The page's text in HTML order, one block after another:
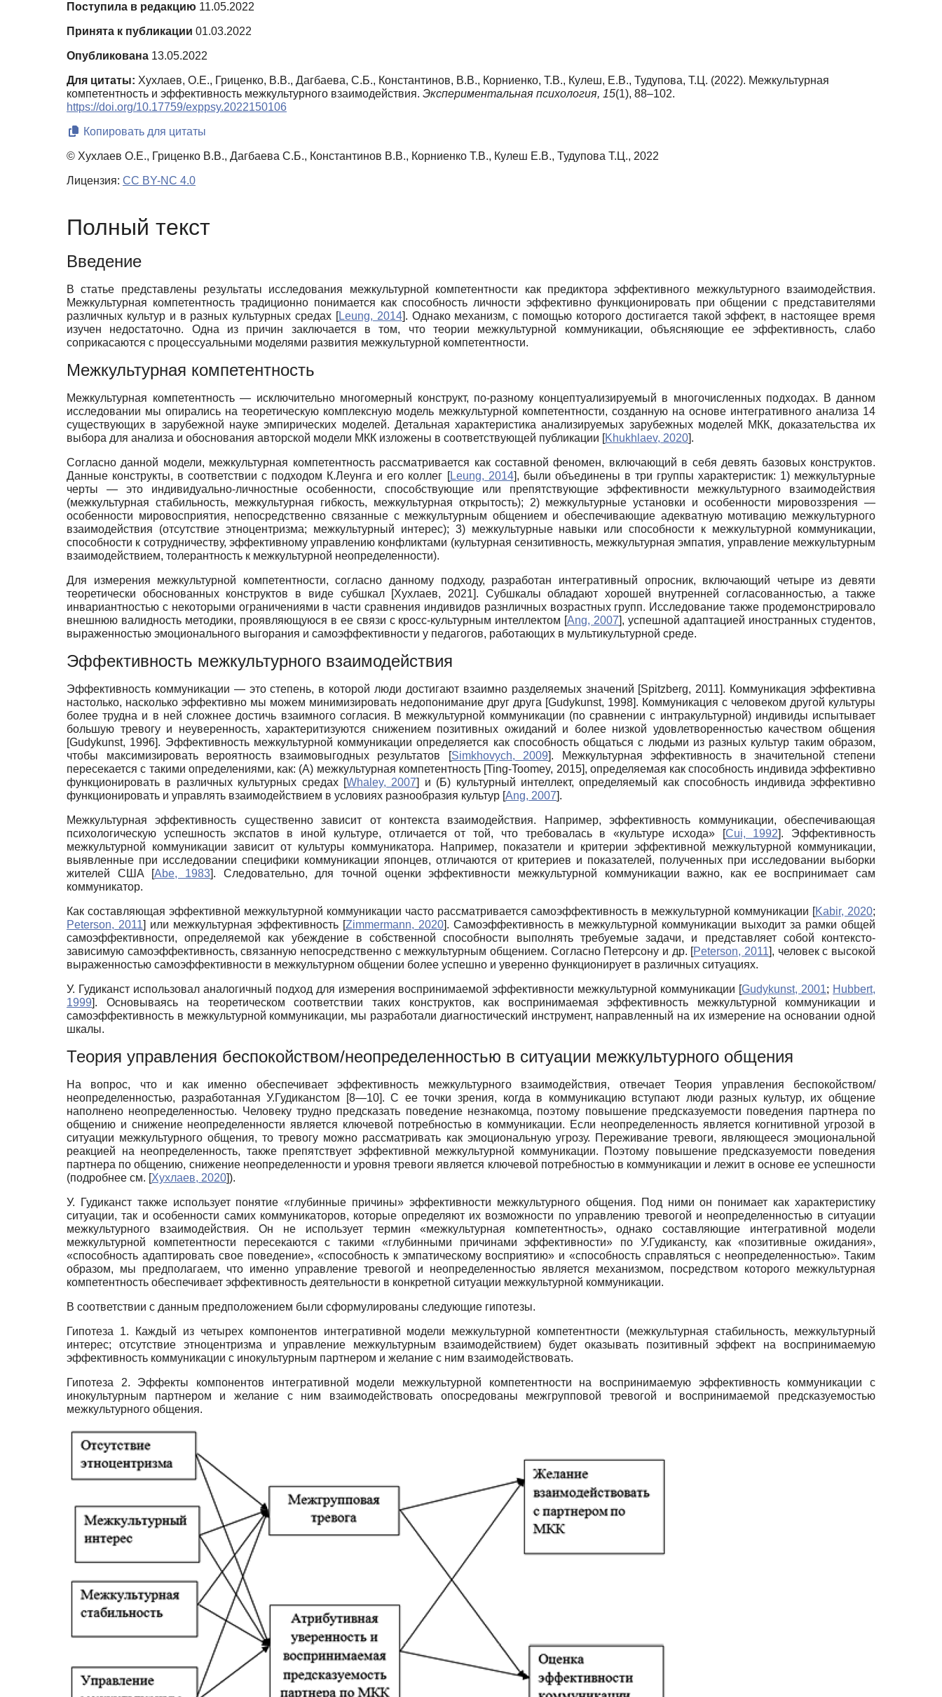
Поступила в редакцию 11.05.2022
Принята к публикации 01.03.2022
Опубликована 13.05.2022
Для цитаты: Хухлаев, О.Е., Гриценко, В.В., Дагбаева, С.Б., Константинов, В.В., Корниенко, Т.В., Кулеш, Е.В., Тудупова, Т.Ц. (2022). Межкультурная
компетентность и эффективность межкультурного взаимодействия. Экспериментальная психология, 15(1), 88–102.
https://doi.org/10.17759/exppsy.2022150106
Копировать для цитаты
© Хухлаев О.Е., Гриценко В.В., Дагбаева С.Б., Константинов В.В., Корниенко Т.В., Кулеш Е.В., Тудупова Т.Ц., 2022
Лицензия: CC BY-NC 4.0
Полный текст
Введение
В статье представлены результаты исследования межкультурной компетентности как предиктора эффективного межкультурного взаимодействия.
Межкультурная компетентность традиционно понимается как способность личности эффективно функционировать при общении с представителями
различных культур и в разных культурных средах [Leung, 2014]. Однако механизм, с помощью которого достигается такой эффект, в настоящее время
изучен недостаточно. Одна из причин заключается в том, что теории межкультурной коммуникации, объясняющие ее эффективность, слабо
соприкасаются с процессуальными моделями развития межкультурной компетентности.
Межкультурная компетентность
Межкультурная компетентность — исключительно многомерный конструкт, по-разному концептуализируемый в многочисленных подходах. В данном
исследовании мы опирались на теоретическую комплексную модель межкультурной компетентности, созданную на основе интегративного анализа 14
существующих в зарубежной науке эмпирических моделей. Детальная характеристика анализируемых зарубежных моделей МКК, доказательства их
выбора для анализа и обоснования авторской модели МКК изложены в соответствующей публикации [Khukhlaev, 2020].
Согласно данной модели, межкультурная компетентность рассматривается как составной феномен, включающий в себя девять базовых конструктов.
Данные конструкты, в соответствии с подходом К.Леунга и его коллег [Leung, 2014], были объединены в три группы характеристик: 1) межкультурные
черты — это индивидуально-личностные особенности, способствующие или препятствующие эффективности межкультурного взаимодействия
(межкультурная стабильность, межкультурная гибкость, межкультурная открытость); 2) межкультурные установки и особенности мировоззрения —
особенности мировосприятия, непосредственно связанные с межкультурным общением и обеспечивающие адекватную мотивацию межкультурного
взаимодействия (отсутствие этноцентризма; межкультурный интерес); 3) межкультурные навыки или способности к межкультурной коммуникации,
способности к сотрудничеству, эффективному управлению конфликтами (культурная сензитивность, межкультурная эмпатия, управление межкультурным
взаимодействием, толерантность к межкультурной неопределенности).
Для измерения межкультурной компетентности, согласно данному подходу, разработан интегративный опросник, включающий четыре из девяти
теоретически обоснованных конструктов в виде субшкал
[Хухлаев, 2021]. Субшкалы обладают хорошей внутренней согласованностью, а также
инвариантностью с некоторыми ограничениями в части сравнения индивидов разнличных возрастных групп. Исследование также продемонстрировало
внешнюю валидность методики, проявляющуюся в ее связи с кросс-культурным интеллектом [Ang, 2007], успешной адаптацией иностранных студентов,
выраженностью эмоционального выгорания и самоэффективности у педагогов, работающих в мультикультурной среде.
Эффективность межкультурного взаимодействия
Эффективность коммуникации — это степень, в которой люди достигают взаимно разделяемых значений [Spitzberg, 2011]. Коммуникация эффективна
настолько, насколько эффективно мы можем минимизировать недопонимание друг друга [Gudykunst, 1998]. Коммуникация с человеком другой культуры
более трудна и в ней сложнее достичь взаимного согласия. В межкультурной коммуникации (по сравнении с интракультурной) индивиды испытывает
большую тревогу и неуверенность, характеритизуются снижением позитивных ожиданий и более низкой удовлетворенностью качеством общения
[Gudykunst, 1996]. Эффективность межкультурной коммуникации определяется как способность общаться с людьми из разных культур таким образом,
чтобы максимизировать вероятность взаимовыгодных результатов
[Simkhovych, 2009]. Межкультурная эффективность в значительной степени
пересекается с такими определениями, как: (А) межкультурная компетентность [Ting-Toomey, 2015], определяемая как способность индивида эффективно
функционировать в различных культурных средах [Whaley, 2007]
и (Б) культурный интеллект, определяемый как способность индивида эффективно
функционировать и управлять взаимодействием в условиях разнообразия культур [Ang, 2007].
Межкультурная эффективность существенно зависит от контекста взаимодействия. Например, эффективность коммуникации, обеспечивающая
психологическую успешность экспатов в иной культуре, отличается от той, что требовалась в «культуре исхода»
[Cui, 1992]. Эффективность
межкультурной коммуникации зависит от культуры коммуникатора. Например, показатели и критерии эффективной межкультурной коммуникации,
выявленные при исследовании специфики коммуникации японцев, отличаются от критериев и показателей, полученных при исследовании выборки
жителей США [Abe, 1983]. Следовательно, для точной оценки эффективности межкультурной коммуникации важно, как ее воспринимает сам
коммуникатор.
Как составляющая эффективной межкультурной коммуникации часто рассматривается самоэффективность в межкультурной коммуникации [Kabir, 2020;
Peterson, 2011] или межкультурная эффективность [Zimmermann, 2020]. Самоэффективность в межкультурной коммуникации выходит за рамки общей
самоэффективности, определяемой как убеждение в собственной способности выполнять требуемые задачи, и представляет собой контексто-
зависимую самоэффективность, связанную непосредственно с межкультурным общением. Согласно Петерсону и др. [Peterson, 2011], человек с высокой
выраженностью самоэффективности в межкультурном общении более успешно и уверенно функционирует в различных ситуациях.
У. Гудиканст использовал аналогичный подход для измерения воспринимаемой эффективности межкультурной коммуникации [Gudykunst, 2001; Hubbert,
1999]. Основываясь на теоретическом соответствии таких конструктов, как воспринимаемая эффективность межкультурной коммуникации и
самоэффективность в межкультурной коммуникации, мы разработали диагностический инструмент, направленный на их измерение на основании одной
шкалы.
Теория управления беспокойством/неопределенностью в ситуации межкультурного общения
На вопрос, что и как именно обеспечивает эффективность межкультурного взаимодействия, отвечает Теория управления беспокойством/
неопределенностью, разработанная У.Гудиканстом [8—10]. С ее точки зрения, когда в коммуникацию вступают люди разных культур, их общение
наполнено неопределенностью. Человеку трудно предсказать поведение незнакомца, поэтому повышение предсказуемости поведения партнера по
общению и снижение неопределенности является ключевой потребностью в коммуникации. Если неопределенность является когнитивной угрозой в
ситуации межкультурного общения, то тревогу можно рассматривать как эмоциональную угрозу. Переживание тревоги, являющееся эмоциональной
реакцией на неопределенность, также препятствует эффективной межкультурной коммуникации. Поэтому повышение предсказуемости поведения
партнера по общению, снижение неопределенности и уровня тревоги является ключевой потребностью в коммуникации и лежит в основе ее успешности
(подробнее см. [Хухлаев, 2020]).
У. Гудиканст также использует понятие «глубинные причины» эффективности межкультурного общения. Под ними он понимает как характеристику
ситуации, так и особенности самих коммуникаторов, которые определяют их возможности по управлению тревогой и неопределенностью в ситуации
межкультурного взаимодействия. Он не использует термин «межкультурная компетентность», однако составляющие интегративной модели
межкультурной компетентности пересекаются с такими «глубинными причинами эффективности» по У.Гудикансту, как «позитивные ожидания»,
«способность адаптировать свое поведение», «способность к эмпатическому восприятию» и «способность справляться с неопределенностью». Таким
образом, мы предполагаем, что именно управление тревогой и неопределенностью является механизмом, посредством которого межкультурная
компетентность обеспечивает эффективность деятельности в конкретной ситуации межкультурной коммуникации.
В соответствии с данным предположением были сформулированы следующие гипотезы.
Гипотеза 1. Каждый из четырех компонентов интегративной модели межкультурной компетентности (межкультурная стабильность, межкультурный
интерес; отсутствие этноцентризма и управление межкультурным взаимодействием) будет оказывать позитивный эффект на воспринимаемую
эффективность коммуникации с инокультурным партнером и желание с ним взаимодействовать.
Гипотеза 2. Эффекты компонентов интегративной модели межкультурной компетентности на воспринимаемую эффективность коммуникации с
инокультурным партнером и желание с ним взаимодействовать опосредованы межгрупповой тревогой и воспринимаемой предсказуемостью
межкультурного общения.